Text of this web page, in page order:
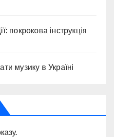
покрокова інструкція
музику в Україні